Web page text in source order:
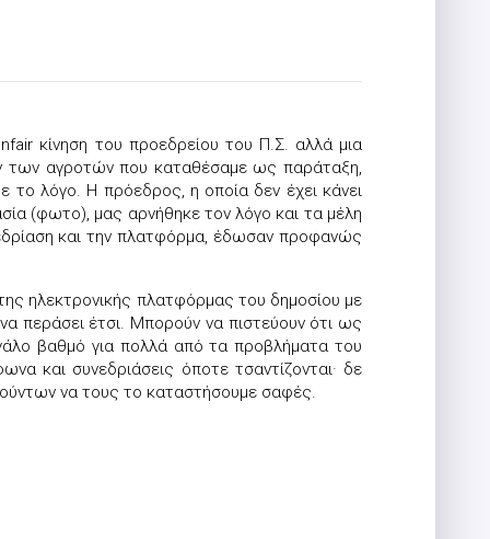
κίνηση του προεδρείου του Π.Σ. αλλά μια
των αγροτών που καταθέσαμε ως παράταξη,
το λόγο. Η πρόεδρος, η οποία δεν έχει κάνει
(φωτο), μας αρνήθηκε τον λόγο και τα μέλη
και την πλατφόρμα, έδωσαν προφανώς
ηλεκτρονικής πλατφόρμας του δημοσίου με
περάσει έτσι. Μπορούν να πιστεύουν ότι ως
βαθμό για πολλά από τα προβλήματα του
και συνεδριάσεις όποτε τσαντίζονται· δε
να τους το καταστήσουμε σαφές.